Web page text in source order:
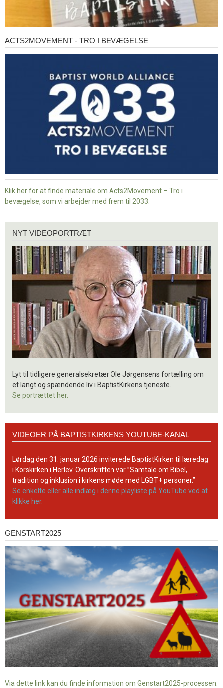
Acts2Movement
-
ACTS2MOVEMENT - TRO I BEVÆGELSE
Klik her for at finde materiale om Acts2Movement – Tro i
bevægelse, som vi arbejder med frem til 2033.
videoportræt
NYT VIDEOPORTRÆT
Lyt til tidligere generalsekretær Ole Jørgensens fortælling om
et langt og spændende liv i BaptistKirkens tjeneste.
Se portrættet her.
BaptistKirkens
YouTube-
kanal
VIDEOER PÅ BAPTISTKIRKENS YOUTUBE-KANAL
Lørdag den 31. januar 2026 inviterede BaptistKirken til læredag
i Korskirken i Herlev. Overskriften var ”Samtale om Bibel,
tradition og inklusion i kirkens møde med LGBT+ personer.”
Se enkelte eller alle indlæg i denne playliste på YouTube ved at
klikke her.
Genstart2025
GENSTART2025
Via dette link kan du finde information om Genstart2025-processen.